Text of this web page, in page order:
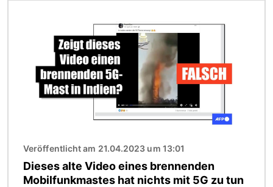
Veröffentlicht am 21.04.2023 um 13:01
Dieses alte Video eines brennenden
Mobilfunkmastes hat nichts mit 5G zu tun